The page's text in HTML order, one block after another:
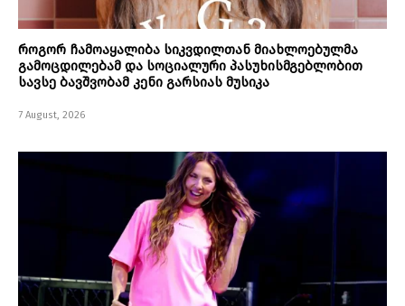
როგორ ჩამოაყალიბა სიკვდილთან მიახლოებულმა
გამოცდილებამ და სოციალური პასუხისმგებლობით
სავსე ბავშვობამ კენი გარსიას მუსიკა
7 August, 2026